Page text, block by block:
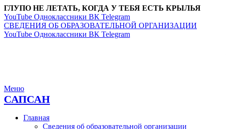
ГЛУПО НЕ ЛЕТАТЬ, КОГДА У ТЕБЯ ЕСТЬ КРЫЛЬЯ
YouTube Одноклассники ВК Telegram
СВЕДЕНИЯ ОБ ОБРАЗОВАТЕЛЬНОЙ ОРГАНИЗАЦИИ
YouTube Одноклассники ВК Telegram
Меню
САПСАН
Главная
Сведения об образовательной организации